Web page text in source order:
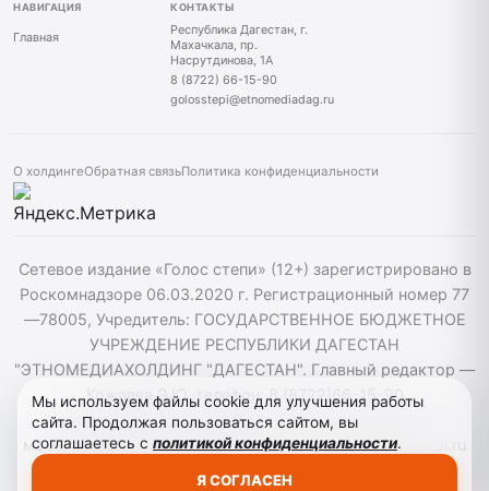
НАВИГАЦИЯ
Главная
КОНТАКТЫ
Республика Дагестан, г.
Махачкала, пр.
Насрутдинова, 1А
8 (8722) 66-15-90
golosstepi@etnomediadag.ru
О холдингеОбратная связьПолитика конфиденциальности
Сетевое издание «Голос степи» (12+) зарегистрировано в
Роскомнадзоре 06.03.2020 г. Регистрационный номер 77
—78005, Учредитель: ГОСУДАРСТВЕННОЕ БЮДЖЕТНОЕ
УЧРЕЖДЕНИЕ РЕСПУБЛИКИ ДАГЕСТАН
"ЭТНОМЕДИАХОЛДИНГ "ДАГЕСТАН". Главный редактор —
Кожаева Э.Ю. телефон: 8 (8722)66-15-90
golosstepi@etnomediadag.ru При использовании
материалов сайта активная гиперссылка на golosstepi.ru
Мы используем файлы cookie для улучшения работы
сайта. Продолжая пользоваться сайтом, вы
соглашаетесь с политикой конфиденциальности.
Я СОГЛАСЕН